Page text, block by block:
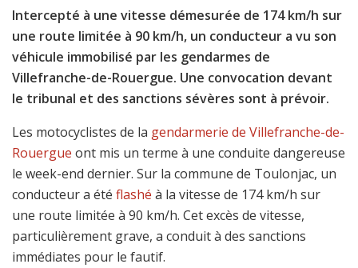
Intercepté à une vitesse démesurée de 174 km/h sur
une route limitée à 90 km/h, un conducteur a vu son
véhicule immobilisé par les gendarmes de
Villefranche-de-Rouergue. Une convocation devant
le tribunal et des sanctions sévères sont à prévoir.
Les motocyclistes de la gendarmerie de Villefranche-de-
Rouergue ont mis un terme à une conduite dangereuse
le week-end dernier. Sur la commune de Toulonjac, un
conducteur a été flashé à la vitesse de 174 km/h sur
une route limitée à 90 km/h. Cet excès de vitesse,
particulièrement grave, a conduit à des sanctions
immédiates pour le fautif.